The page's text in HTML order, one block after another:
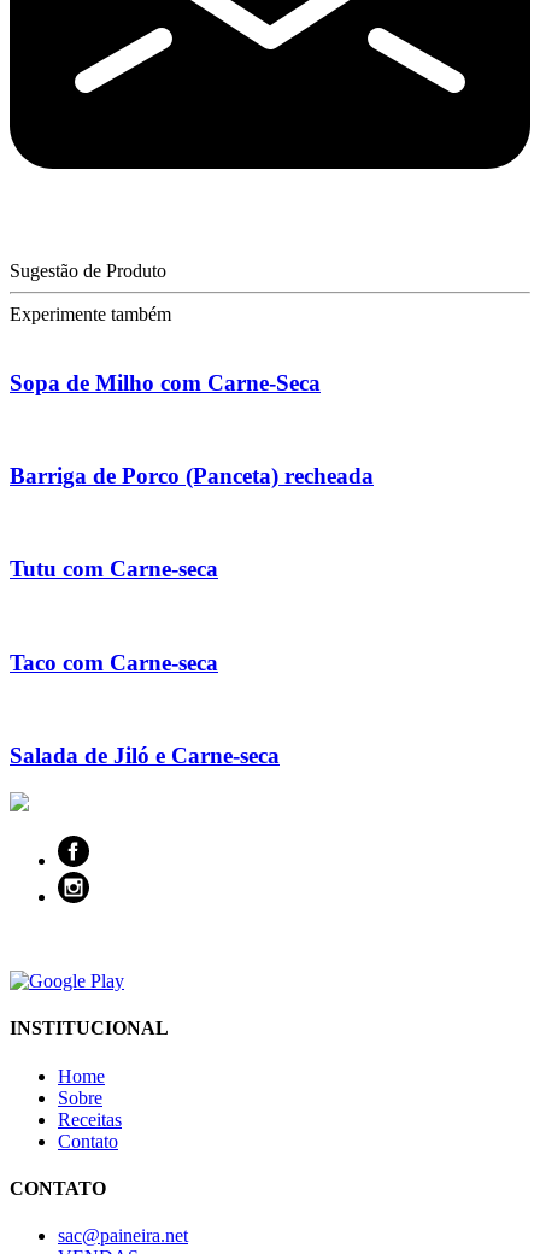
Sugestão de Produto
Experimente também
Sopa de Milho com Carne-Seca
Barriga de Porco (Panceta) recheada
Tutu com Carne-seca
Taco com Carne-seca
Salada de Jiló e Carne-seca
INSTITUCIONAL
Home
Sobre
Receitas
Contato
CONTATO
sac@paineira.net